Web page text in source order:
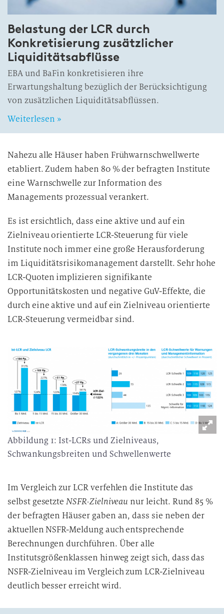
Belastung der LCR durch
Konkretisierung zusätzlicher
Liquiditätsabflüsse
EBA und BaFin konkretisieren ihre
Erwartungshaltung bezüglich der Berücksichtigung
von zusätzlichen Liquiditätsabflüssen.
Weiterlesen »
Nahezu alle Häuser haben Frühwarnschwellwerte
etabliert. Zudem haben 80 % der befragten Institute
eine Warnschwelle zur Information des
Managements prozessual verankert.
Es ist ersichtlich, dass eine aktive und auf ein
Zielniveau orientierte LCR-Steuerung für viele
Institute noch immer eine große Herausforderung
im Liquiditätsrisikomanagement darstellt. Sehr hohe
LCR-Quoten implizieren signifikante
Opportunitätskosten und negative GuV-Effekte, die
durch eine aktive und auf ein Zielniveau orientierte
LCR-Steuerung vermeidbar sind.
Abbildung 1: Ist-LCRs und Zielniveaus,
Schwankungsbreiten und Schwellenwerte
Im Vergleich zur LCR verfehlen die Institute das
selbst gesetzteNSFR-Zielniveau nur leicht. Rund 85 %
der befragten Häuser gaben an, dass sie neben der
aktuellen NSFR-Meldung auch entsprechende
Berechnungen durchführen. Über alle
Institutsgrößenklassen hinweg zeigt sich, dass das
NSFR-Zielniveau im Vergleich zum LCR-Zielniveau
deutlich besser erreicht wird.